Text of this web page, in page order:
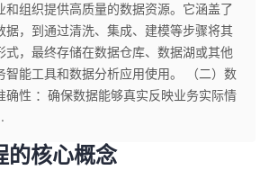
和组织提供高质量的数据资源。它涵盖了
据，到通过清洗、集成、建模等步骤将其
式，最终存储在数据仓库、数据湖或其他
智能工具和数据分析应用使用。 （二）数
确性 ：确保数据能够真实反映业务实际情
的核心概念